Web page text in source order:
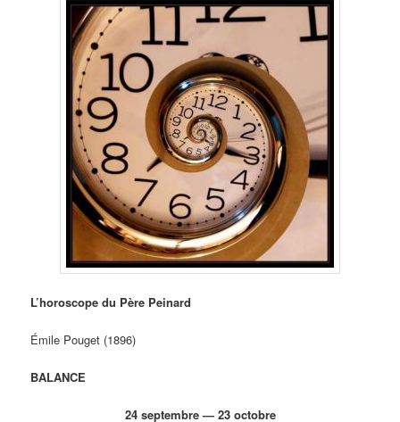
L’horoscope du Père Peinard
Émile Pouget (1896)
BALANCE
24 septembre — 23 octobre